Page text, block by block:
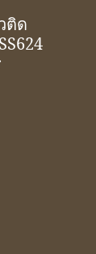
ติด